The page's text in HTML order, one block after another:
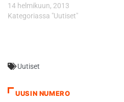
tiistaina lukemat 1.37,238 ja
keskiviikkona 1.36,514.
Jäin kolme kymmenystä
ajettuun kisaan nähden. Se
saattoi johtua renkaista,
14 helmikuun, 2013
Kategoriassa "Uutiset"
Uutiset
UUSIN NUMERO